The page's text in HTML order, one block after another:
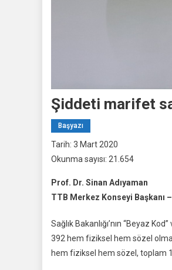
Şiddeti marifet
Başyazı
Tarih: 3 Mart 2020
Okunma sayısı: 21.654
Prof. Dr. Sinan Adıyaman
TTB Merkez Konseyi Başkanı –
Sağlık Bakanlığı’nın “Beyaz
392 hem fiziksel hem sözel
hem fiziksel hem sözel, toplam